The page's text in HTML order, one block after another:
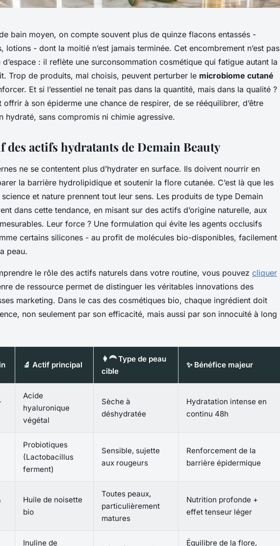
bain moyen, on compte souvent plus de quinze flacons entassés -
lotions - dont la moitié n’est jamais terminée. Cet encombrement n’est pas
d’espace : il reflète une surconsommation cosmétique qui fatigue autant la
Trop de produits, mal choisis, peuvent perturber le microbiome cutané
Et si l’essentiel ne tenait pas dans la quantité, mais dans la qualité ?
offrir à son épiderme une chance de respirer, de se rééquilibrer, d’être
hydraté, sans compromis ni chimie agressive.
des actifs hydratants de Demain Beauty
ne se contentent plus d’hydrater en surface. Ils doivent nourrir en
la barrière hydrolipidique et soutenir la flore cutanée. C’est là que les
et nature prennent tout leur sens. Les produits de type Demain
dans cette tendance, en misant sur des actifs d’origine naturelle, aux
Leur force ? Une formulation qui évite les agents occlusifs
certains silicones - au profit de molécules bio-disponibles, facilement
peau.
le rôle des actifs naturels dans votre routine, vous pouvez cliquer
de ressource permet de distinguer les véritables innovations des
marketing. Dans le cas des cosmétiques bio, chaque ingrédient doit
non seulement par son efficacité, mais aussi par son innocuité à long
🔬 Actif principal
👩‍🦰 Type de peau
cible
✨ Bénéfice majeur
Acide
hyaluronique
végétal
Sèche à
déshydratée
Hydratation intense en
continu 48h
Probiotiques
(Lactobacillus
ferment)
Sensible, sujette
aux rougeurs
Renforcement de la
barrière épidermique
Huile de noisette
bio
Toutes peaux,
particulièrement
matures
Nutrition profonde +
effet tenseur léger
Inuline de
Équilibre de la flore,